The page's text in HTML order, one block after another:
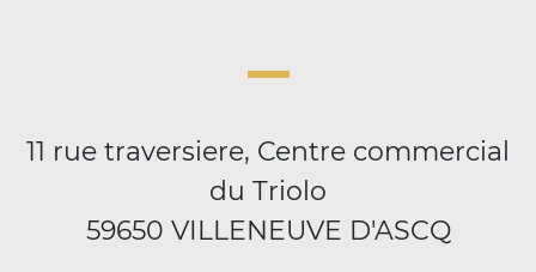
11 rue traversiere, Centre commercial
du Triolo
59650 VILLENEUVE D'ASCQ